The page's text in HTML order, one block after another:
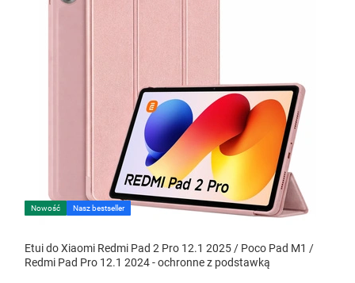
Nowość Nasz bestseller
Etui do Xiaomi Redmi Pad 2 Pro 12.1 2025 / Poco Pad M1 /
Redmi Pad Pro 12.1 2024 - ochronne z podstawką